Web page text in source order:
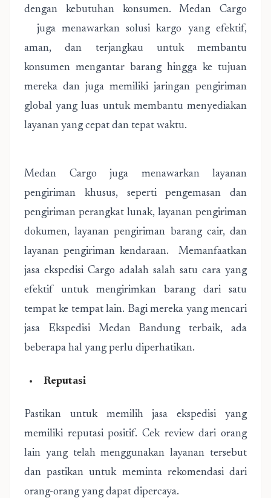
dengan kebutuhan konsumen. Medan Cargo
juga menawarkan solusi kargo yang efektif,
aman, dan terjangkau untuk membantu
konsumen mengantar barang hingga ke tujuan
mereka dan juga memiliki jaringan pengiriman
global yang luas untuk membantu menyediakan
layanan yang cepat dan tepat waktu.
Medan Cargo juga menawarkan layanan
pengiriman khusus, seperti pengemasan dan
pengiriman perangkat lunak, layanan pengiriman
dokumen, layanan pengiriman barang cair, dan
layanan pengiriman kendaraan. Memanfaatkan
jasa ekspedisi Cargo adalah salah satu cara yang
efektif untuk mengirimkan barang dari satu
tempat ke tempat lain. Bagi mereka yang mencari
jasa Ekspedisi Medan Bandung terbaik, ada
beberapa hal yang perlu diperhatikan.
Reputasi
Pastikan untuk memilih jasa ekspedisi yang
memiliki reputasi positif. Cek review dari orang
lain yang telah menggunakan layanan tersebut
dan pastikan untuk meminta rekomendasi dari
orang-orang yang dapat dipercaya.